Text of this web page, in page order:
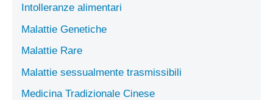
Intolleranze alimentari
Malattie Genetiche
Malattie Rare
Malattie sessualmente trasmissibili
Medicina Tradizionale Cinese